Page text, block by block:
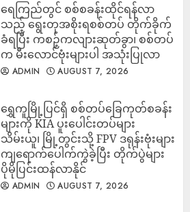
ရေကြည်တွင် စစ်စခန်းထိုင်ရန်လာ
သည့် ရွေးတုအစိုးရစစ်တပ် တိုက်ခိုက်
ခံရပြီး ကစဉ့်ကလျားဆုတ်ခွာ၊ စစ်တပ်
က မီးလောင်ဗုံးများပါ အသုံးပြုလာ
ADMIN AUGUST 7, 2026
‎ရွှေကူမြို့ပြင်ရှိ စစ်တပ်ခြေကုတ်စခန်း
များကို KIA ပူးပေါင်းတပ်များ
သိမ်းယူ၊ မြို့တွင်းသို့ FPV ဒရုန်းဗုံးများ
ကျရောက်ပေါက်ကွဲခဲ့ပြီး တိုက်ပွဲများ
ပိုမိုပြင်းထန်လာနိုင်
ADMIN AUGUST 7, 2026